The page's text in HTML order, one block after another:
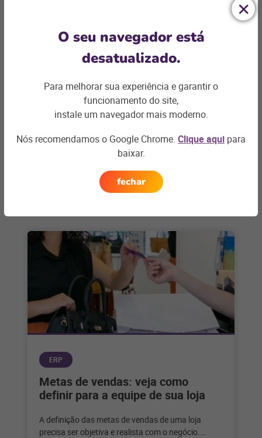
alguma dúvida?
encontrar asolução ideal
Entre em contato
Artigos relacionados
ERP
Metas de vendas: veja como
definir para a equipe de sua loja
A definição das metas de vendas de uma loja
precisa ser objetiva e realista com o negócio.
O seu navegador está
desatualizado.
Para melhorar sua experiência e garantir o
funcionamento do site,
instale um navegador mais moderno.
Nós recomendamos o Google Chrome. Clique aqui para
baixar.
fechar